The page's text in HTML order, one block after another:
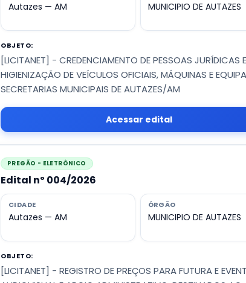
Autazes — AM MUNICIPIO DE AUTAZES
OBJETO:
[LICITANET] - CREDENCIAMENTO DE PESSOAS JURÍDICAS
HIGIENIZAÇÃO DE VEÍCULOS OFICIAIS, MÁQUINAS E
SECRETARIAS MUNICIPAIS DE AUTAZES/AM
Acessar edital
PREGÃO - ELETRÔNICO
Edital nº 004/2026
CIDADE
Autazes — AM
ÓRGÃO
MUNICIPIO DE AUTAZES
OBJETO:
[LICITANET] - REGISTRO DE PREÇOS PARA FUTURA E